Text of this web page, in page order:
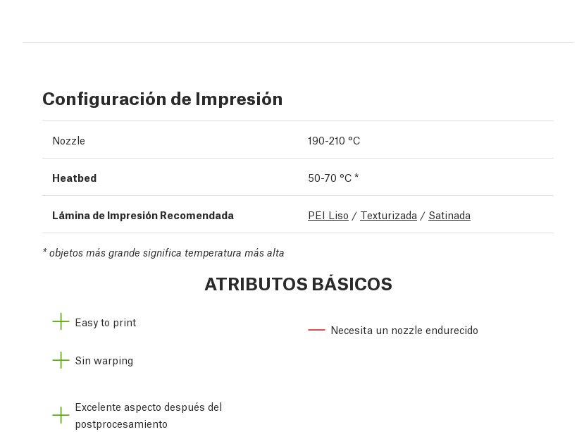
Configuración de Impresión
Nozzle 190-210 °C
Heatbed 50-70 °C *
Lámina de Impresión Recomendada PEI Liso / Texturizada / Satinada
*objetos más grande significa temperatura más alta
ATRIBUTOS BÁSICOS
Easy to print
Sin warping
Excelente aspecto después del
postprocesamiento
Necesita un nozzle endurecido